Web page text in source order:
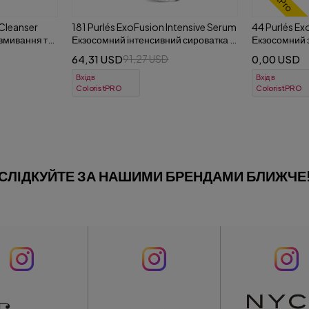
Serum
зі
44 Purlés ExoFusion Face Cream
Екзосомний зволожувальний
0,00 USD
Вхід в
ColoristPRO
114 Purlés
39,76 USD
Вхід в
ColoristPRO
ЗА НАШИМИ БРЕНДАМИ БЛИЖЧЕ!